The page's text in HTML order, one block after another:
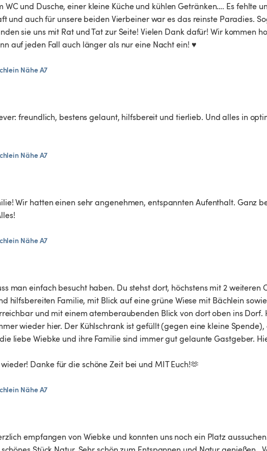
und Dusche, einer kleine Küche und kühlen Getränken…. Es fehlte
und auch für unsere beiden Vierbeiner war es das reinste Paradies.
sie uns mit Rat und Tat zur Seite! Vielen Dank dafür! Wir kommen
auf jeden Fall auch länger als nur eine Nacht ein! ♥️
NäheA7
freundlich, bestens gelaunt, hilfsbereit und tierlieb. Und alles in
NäheA7
Wir hatten einen sehr angenehmen, entspannten Aufenthalt. Ganz
NäheA7
man einfach besucht haben. Du stehst dort, höchstens mit 2 weiteren
hilfsbereiten Familie, mit Blick auf eine grüne Wiese mit Bächlein
und mit einem atemberaubenden Blick von dort oben ins Dorf.
wieder hier. Der Kühlschrank ist gefüllt (gegen eine kleine
liebe Wiebke und ihre Familie sind immer gut gelaunte Gastgeber.
Danke für die schöne Zeit bei und MIT Euch!🫶
NäheA7
empfangen von Wiebke und konnten uns noch ein Platz